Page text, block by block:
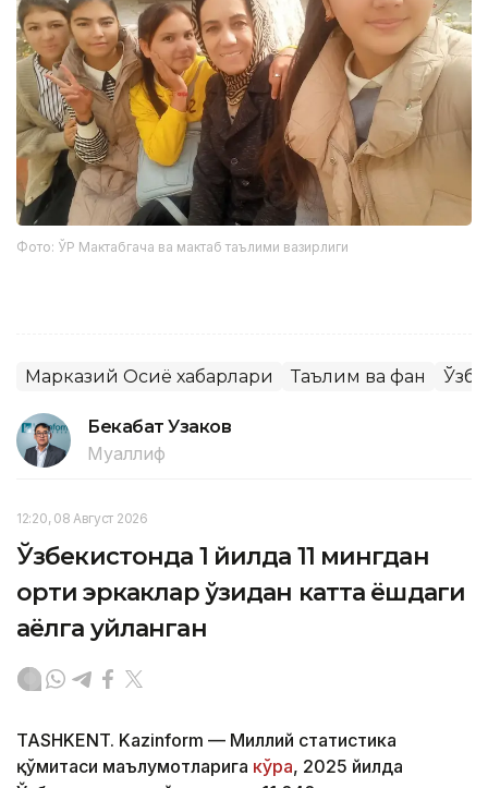
Фото: ЎР Мактабгача ва мактаб таълими вазирлиги
Марказий Осиё хабарлари Таълим ва фан
Бекабат Узаков
Муаллиф
12:20, 08 Август 2026
Ўзбекистонда 1 йилда 11 мингдан
ортиқ эркаклар ўзидан катта ёшдаги
аёлга уйланган
TASHKENT. Kazinform — Миллий статистика
қўмитаси маълумотларига кўра, 2025 йилда